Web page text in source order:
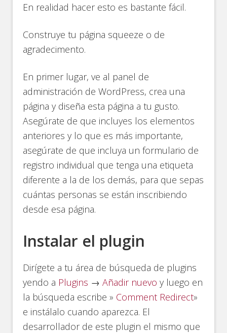
En realidad hacer esto es bastante fácil.
Construye tu página squeeze o de
agradecimento.
En primer lugar, ve al panel de
administración de WordPress, crea una
página y diseña esta página a tu gusto.
Asegúrate de que incluyes los elementos
anteriores y lo que es más importante,
asegúrate de que incluya un formulario de
registro individual que tenga una etiqueta
diferente a la de los demás, para que sepas
cuántas personas se están inscribiendo
desde esa página.
Instalar el plugin
Dirígete a tu área de búsqueda de plugins
yendo a Plugins →Añadir nuevo y luego en
la búsqueda escribe » Comment Redirect»
e instálalo cuando aparezca. El
desarrollador de este plugin el mismo que